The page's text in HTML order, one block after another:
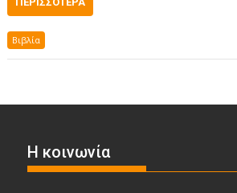
Βιβλία
Η κοινωνία